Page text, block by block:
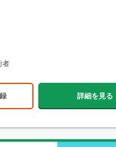
者
詳細を見る